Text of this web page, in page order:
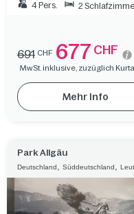
4 Pers. 2
691 CHF 677 CHF
MwSt. inklusive, zuzüglich
Mehr Info
Park Allgäu
Deutschland, Süddeutschland,